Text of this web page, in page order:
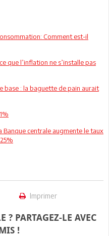
Comment est-il
que l’inflation ne s’installe pas
base : la baguette de pain aurait
Banque centrale augmente le taux
Imprimer
? PARTAGEZ-LE AVEC
!